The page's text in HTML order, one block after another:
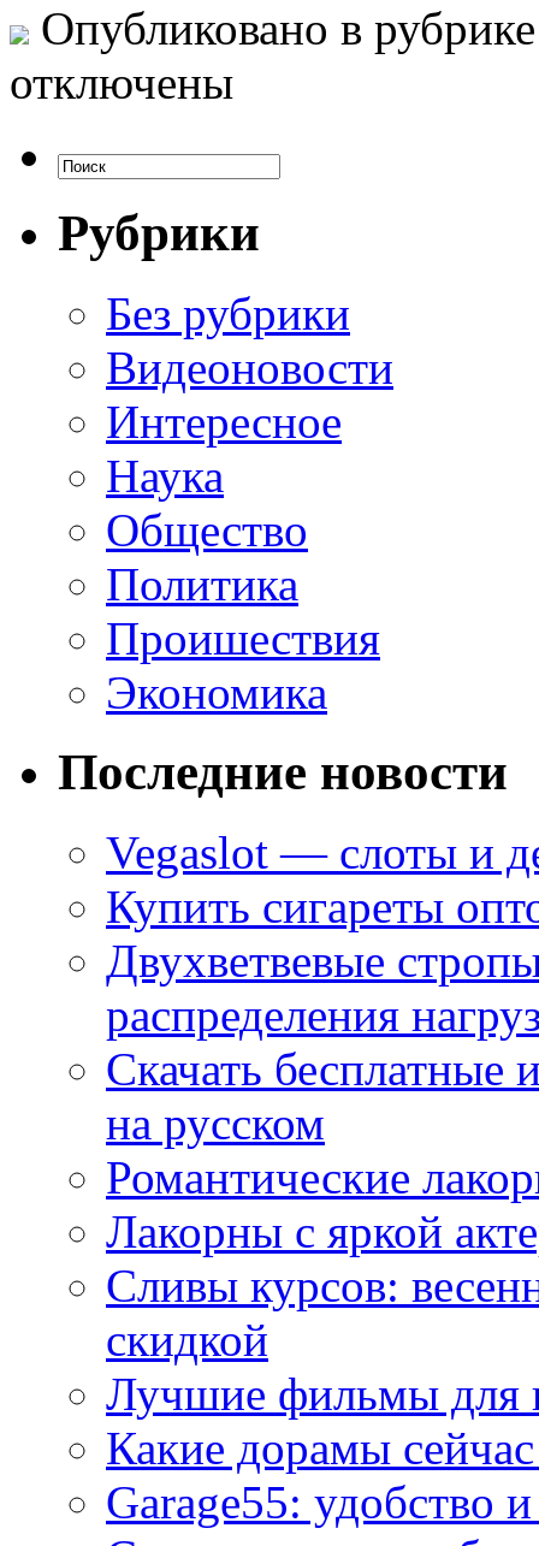
Опубликовано в
отключены
Рубрики
Без рубрики
Видеоновости
Интересное
Наука
Общество
Политика
Проишествия
Экономика
Последние новости
Vegaslot — слоты и
Купить сигареты
Двухветвевые
распределения
Скачать
на русском
Романтические
Лакорны с яркой
Сливы курсов:
скидкой
Лучшие фильмы для
Какие дорамы
Garage55: удобство